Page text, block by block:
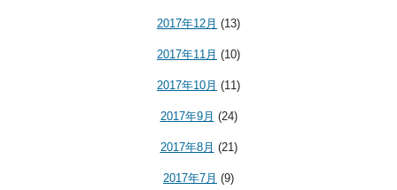
2017年12月 (13)
2017年11月 (10)
2017年10月 (11)
2017年9月 (24)
2017年8月 (21)
2017年7月 (9)